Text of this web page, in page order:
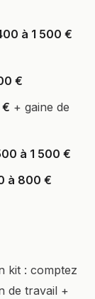
à 1 500 €
€
+ gaine de
à 1 500 €
à 800 €
kit : comptez
de travail +